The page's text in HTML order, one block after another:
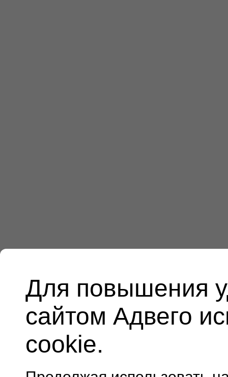
Для повышения
сайтом Адвего
cookie.